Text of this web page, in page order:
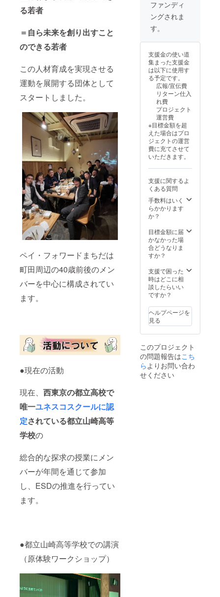
る若者
＝自ら未来を創り出すこと
のできる若者
この人材育成を実現させる
運動を展開する団体として
スタートしました。
ペイ・フォワードまちだは
町田周辺の40歳前後のメン
バーを中心に構成されてい
ます。
●現在の活動
現在、 西東京の都立高校で
唯一ユネスコスクールに認
定されている都立山崎高等
学校の
総合的な探求の授業にメン
バーが年間を通じて参加
し、ESDの推進を行ってい
ます。
●都立山崎高等学校での講演
（原体験ワークショップ）
度） ※
このコ
メント
書店で
掲示さ
れま
す。 ※
このコ
メント
が本と
一緒に
中高生
に渡さ
れま
す。 ●
記載例
高校生
の頃は
本を読
まな
かった
私が唯
一は
まった
本で
に明け
暮れて
花園を
夏合宿
で大け
がをし
まし
んなと
会った
のが東
野圭吾
の「白
夜
行」。
主人公
してく
ださ
い。
本」の
タイト
ル ※必
ず正確
なタイ
トルを
記載し
てくだ
さい。
②この
本につ
いての
コメン
ト（150
文字程
度） ※
このコ
メント
が町田
市内の
書店で
掲示さ
このコ
メント
が本と
に渡さ
れま
す。 ●
記載例
の頃は
本を読
まな
かった
一は
まった
本で
す。ラ
グビー
だきま
す。プ
ロジェ
メール
にて報
告させ
ていた
だきま
す。
【申し
込みの
この支
援を選
択後、
備考欄
に以下
を記入
してく
ださ
①「今
回贈る
本」の
タイト
なタイ
トルを
記載し
②この
本につ
いての
コメン
文字程
度） ※
このコ
メント
市内の
書店で
掲示さ
れま
す。 ※
考欄に以下を記
入してくださ
い。 ①「今回贈
る本」のタイト
ル ※必ず正確な
タイトルを記載
してください。
②この本につい
てのコメント
（150文字程
度） ※このコメ
ントが町田市内
の書店で掲示さ
れます。 ※この
コメントが本と
一緒に中高生に
渡されます。 ●
記載例 高校生の
頃は本を読まな
かった私が唯一
はまった本で
す。ラグビーに
明け暮れて花園
を目指していた
夏合宿で大けが
をしました。そ
んなときに出
会ったのが東野
行」。 主人公の
徹と自分の境遇
が重なり、「も
う一度頑張ろ
がこの本に出
会った瞬間でし
た。 以上でフォ
ワーダーの準備
なります。 その
後、私達で以下
の手続きを行い
ます。 【レシー
バー（中高生）
募集】 ・町田市
内の事業に協力
していただく中
高にてチラシ配
布を行います。
ファンディ
ングされま
す。
支援金の使い道
集まった支援金
は以下に使用す
る予定です。
広報/宣伝費
リターン仕入
れ費
プロジェクト
運営費
※目標金額を超
えた場合はプロ
ジェクトの運営
費に充てさせて
いただきます。
支援に関するよ
くある質問
手数料はいく
らかかります
か？
目標金額に届
かなかった場
合どうなりま
すか？
支援で困った
時はどこに相
談したらいい
ですか？
ヘルプページを
見る
このプロジェクト
の問題報告はこち
らよりお問い合わ
せください